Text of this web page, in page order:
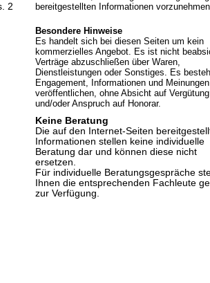
2
bereitgestellten Informationen
Besondere Hinweise
Es handelt sich bei diesen Seiten um kein
kommerzielles Angebot. Es ist nicht
Verträge abzuschließen über Waren,
Dienstleistungen oder Sonstiges. Es
Engagement, Informationen und
veröffentlichen, ohne Absicht auf Vergütung
und/oder Anspruch auf Honorar.
Keine Beratung
Die auf den Internet-Seiten
Informationen stellen keine individuelle
Beratung dar und können diese nicht
ersetzen.
Für individuelle Beratungsgespräche
Ihnen die entsprechenden Fachleute
zur Verfügung.